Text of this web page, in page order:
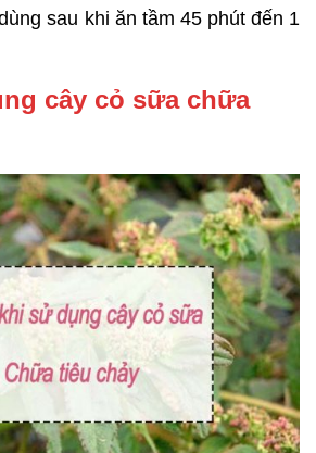
sau khi ăn tầm 45 phút đến 1
cây cỏ sữa chữa